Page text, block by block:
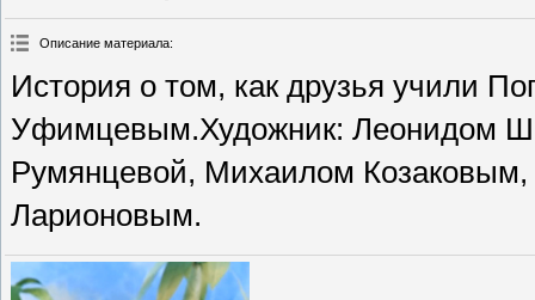
Описание материала:
История о том, как друзья учили
Уфимцевым.Художник: Леонидом
Румянцевой, Михаилом
Ларионовым.